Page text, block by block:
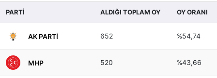
PARTİ ALDIĞI TOPLAM OY OY ORANI
AK PARTI 652 %54,74
MHP 520 %43,66